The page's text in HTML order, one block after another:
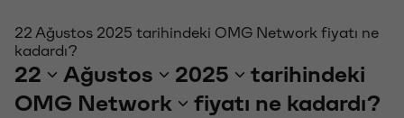
22 Ağustos 2025 tarihindeki OMG Network fiyatı ne
kadardı?
22 Ağustos 2025
tarihindeki
OMG Network
fiyatı ne kadardı?